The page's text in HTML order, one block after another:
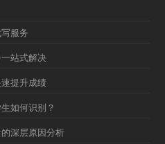
服务
站式解决
提升成绩
如何识别？
深层原因分析